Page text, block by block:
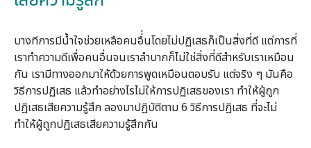
บางทีการมีน้ำใจช่วยเหลือคนอื่่นโดยไม่ปฏิเสธก็เป็นสิ่งที่ดี แต่การที่
เราทำความดีเพื่อคนอื่นจนเราลำบากก็ไม่ใช่สิ่งที่ดีสำหรับเราเหมือน
กัน เรามีทางออกมาให้ด้วยการพูดเหมือนตอบรับ แต่จริง ๆ มันคือ
วิธีการปฏิเสธ แล้วทำอย่างไรไม่ให้การปฏิเสธของเรา ทำให้ผู้ถูก
ปฏิเสธเสียความรู้สึก ลองมาปฏิบัติตาม 6 วิธีการปฏิเสธ ที่จะไม่
ทำให้ผู้ถูกปฏิเสธเสียความรู้สึกกัน